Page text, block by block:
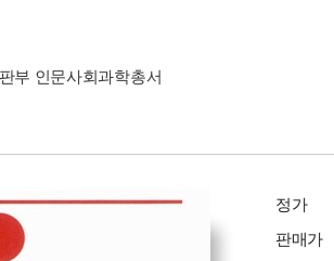
부 인문사회과학총서
정가
판매가